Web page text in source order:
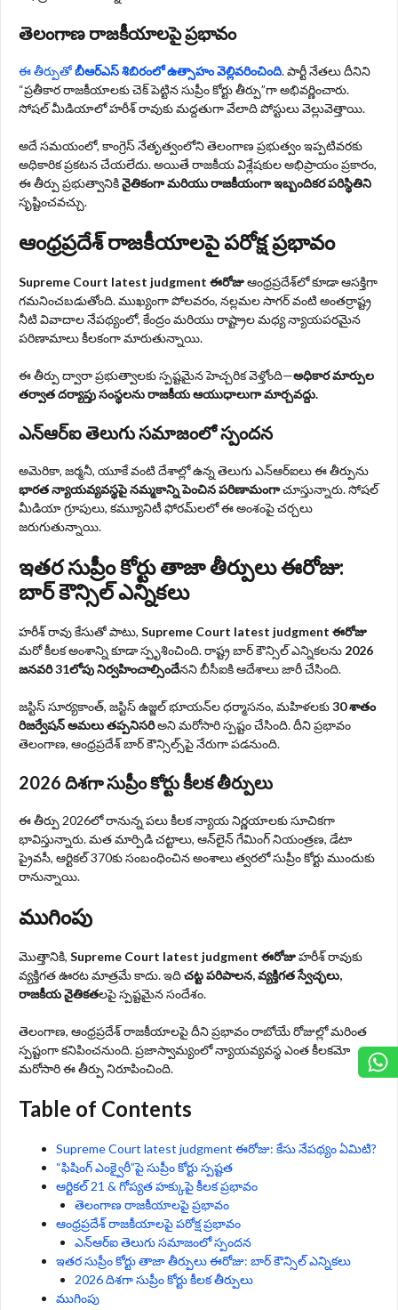
తెలంగాణ రాజకీయాలపై ప్రభావం
ఈ తీర్పుతోబీఆర్ఎస్ శిబిరంలో ఉత్సాహం వెల్లివరించింది. పార్టీ నేతలు దీనిని
“ప్రతీకార రాజకీయాలకు చెక్ పెట్టిన సుప్రీం కోర్టు తీర్పు”గా అభివర్ణించారు.
సోషల్ మీడియాలో హరీశ్ రావుకు మద్దతుగా వేలాది పోస్టులు వెల్లువెత్తాయి.
అదే సమయంలో, కాంగ్రెస్ నేతృత్వంలోని తెలంగాణ ప్రభుత్వం ఇప్పటివరకు
అధికారిక ప్రకటన చేయలేదు. అయితే రాజకీయ విశ్లేషకుల అభిప్రాయం ప్రకారం,
ఈ తీర్పు ప్రభుత్వానికినైతికంగా మరియు రాజకీయంగా ఇబ్బందికర పరిస్థితిని
సృష్టించవచ్చు.
ఆంధ్రప్రదేశ్ రాజకీయాలపై పరోక్ష ప్రభావం
Supreme Court latest judgment ఈరోజుఆంధ్రప్రదేశ్‌లో కూడా ఆసక్తిగా
గమనించబడుతోంది. ముఖ్యంగా పోలవరం, నల్లమల సాగర్ వంటి అంతర్రాష్ట్ర
నీటి వివాదాల నేపథ్యంలో, కేంద్రం మరియు రాష్ట్రాల మధ్య న్యాయపరమైన
పరిణామాలు కీలకంగా మారుతున్నాయి.
ఈ తీర్పు ద్వారా ప్రభుత్వాలకు స్పష్టమైన హెచ్చరిక వెళ్తోంది—అధికార మార్పుల
తర్వాత దర్యాప్తు సంస్థలను రాజకీయ ఆయుధాలుగా మార్చవద్దు.
ఎన్‌ఆర్‌ఐ తెలుగు సమాజంలో స్పందన
అమెరికా, జర్మనీ, యూకే వంటి దేశాల్లో ఉన్న తెలుగు ఎన్‌ఆర్‌ఐలు ఈ తీర్పును
భారత న్యాయవ్యవస్థపై నమ్మకాన్ని పెంచిన పరిణామంగాచూస్తున్నారు. సోషల్
మీడియా గ్రూపులు, కమ్యూనిటీ ఫోరమ్‌లలో ఈ అంశంపై చర్చలు
జరుగుతున్నాయి.
ఇతర సుప్రీం కోర్టు తాజా తీర్పులు ఈరోజు:
బార్ కౌన్సిల్ ఎన్నికలు
హరీశ్ రావు కేసుతో పాటు, Supreme Court latest judgment ఈరోజు
మరో కీలక అంశాన్ని కూడా స్పృశించింది. రాష్ట్ర బార్ కౌన్సిల్ ఎన్నికలను 2026
జనవరి 31లోపు నిర్వహించాల్సిందేనని బీసీఐకి ఆదేశాలు జారీ చేసింది.
జస్టిస్ సూర్యకాంత్, జస్టిస్ ఉజ్జల్ భూయన్‌ల ధర్మాసనం, మహిళలకు30 శాతం
రిజర్వేషన్ అమలు తప్పనిసరిఅని మరోసారి స్పష్టం చేసింది. దీని ప్రభావం
తెలంగాణ, ఆంధ్రప్రదేశ్ బార్ కౌన్సిల్స్‌పై నేరుగా పడనుంది.
2026 దిశగా సుప్రీం కోర్టు కీలక తీర్పులు
ఈ తీర్పు 2026లో రానున్న పలు కీలక న్యాయ నిర్ణయాలకు సూచికగా
భావిస్తున్నారు. మత మార్పిడి చట్టాలు, ఆన్‌లైన్ గేమింగ్ నియంత్రణ, డేటా
ప్రైవసీ, ఆర్టికల్ 370కు సంబంధించిన అంశాలు త్వరలో సుప్రీం కోర్టు ముందుకు
రానున్నాయి.
ముగింపు
మొత్తానికి, Supreme Court latest judgment ఈరోజుహరీశ్ రావుకు
వ్యక్తిగత ఊరట మాత్రమే కాదు. ఇదిచట్ట పరిపాలన, వ్యక్తిగత స్వేచ్ఛలు,
రాజకీయ నైతికతలపై స్పష్టమైన సందేశం.
తెలంగాణ, ఆంధ్రప్రదేశ్ రాజకీయాలపై దీని ప్రభావం రాబోయే రోజుల్లో మరింత
స్పష్టంగా కనిపించనుంది. ప్రజాస్వామ్యంలో న్యాయవ్యవస్థ ఎంత కీలకమో
మరోసారి ఈ తీర్పు నిరూపించింది.
Table of Contents
Supreme Court latest judgment ఈరోజు: కేసు నేపథ్యం ఏమిటి?
“ఫిషింగ్ ఎంక్వైరీ”పై సుప్రీం కోర్టు స్పష్టత
ఆర్టికల్ 21 & గోప్యత హక్కుపై కీలక ప్రభావం
తెలంగాణ రాజకీయాలపై ప్రభావం
ఆంధ్రప్రదేశ్ రాజకీయాలపై పరోక్ష ప్రభావం
ఎన్‌ఆర్‌ఐ తెలుగు సమాజంలో స్పందన
ఇతర సుప్రీం కోర్టు తాజా తీర్పులు ఈరోజు: బార్ కౌన్సిల్ ఎన్నికలు
2026 దిశగా సుప్రీం కోర్టు కీలక తీర్పులు
ముగింపు